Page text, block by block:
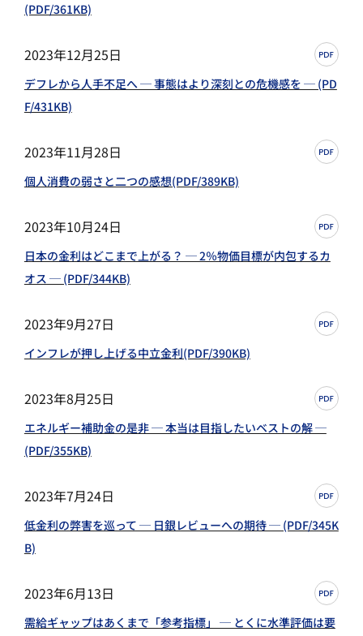
(PDF/361KB)
2023年12月25日
デフレから人手不足へ ─ 事態はより深刻との危機感を ─ (PD
F/431KB)
2023年11月28日
個人消費の弱さと二つの感想(PDF/389KB)
2023年10月24日
日本の金利はどこまで上がる？ ─ 2％物価目標が内包するカ
オス ─ (PDF/344KB)
2023年9月27日
インフレが押し上げる中立金利(PDF/390KB)
2023年8月25日
エネルギー補助金の是非 ─ 本当は目指したいベストの解 ─
(PDF/355KB)
2023年7月24日
低金利の弊害を巡って ─ 日銀レビューへの期待 ─ (PDF/345K
B)
2023年6月13日
需給ギャップはあくまで「参考指標」 ─ とくに水準評価は要